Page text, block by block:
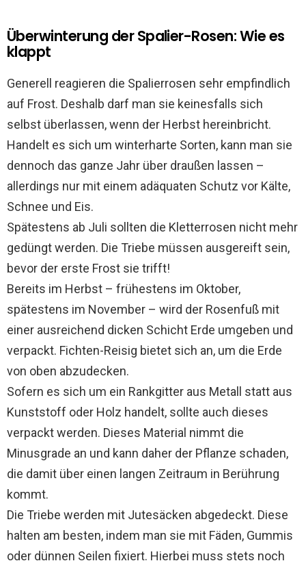
Überwinterung der Spalier-Rosen: Wie es
klappt
Generell reagieren die Spalierrosen sehr empfindlich
auf Frost. Deshalb darf man sie keinesfalls sich
selbst überlassen, wenn der Herbst hereinbricht.
Handelt es sich um winterharte Sorten, kann man sie
dennoch das ganze Jahr über draußen lassen –
allerdings nur mit einem adäquaten Schutz vor Kälte,
Schnee und Eis.
Spätestens ab Juli sollten die Kletterrosen nicht mehr
gedüngt werden. Die Triebe müssen ausgereift sein,
bevor der erste Frost sie trifft!
Bereits im Herbst – frühestens im Oktober,
spätestens im November – wird der Rosenfuß mit
einer ausreichend dicken Schicht Erde umgeben und
verpackt. Fichten-Reisig bietet sich an, um die Erde
von oben abzudecken.
Sofern es sich um ein Rankgitter aus Metall statt aus
Kunststoff oder Holz handelt, sollte auch dieses
verpackt werden. Dieses Material nimmt die
Minusgrade an und kann daher der Pflanze schaden,
die damit über einen langen Zeitraum in Berührung
kommt.
Die Triebe werden mit Jutesäcken abgedeckt. Diese
halten am besten, indem man sie mit Fäden, Gummis
oder dünnen Seilen fixiert. Hierbei muss stets noch